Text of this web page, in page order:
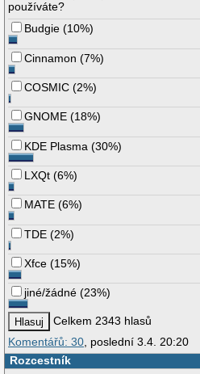
používáte?
Budgie (10%)
Cinnamon (7%)
COSMIC (2%)
GNOME (18%)
KDE Plasma (30%)
LXQt (6%)
MATE (6%)
TDE (2%)
Xfce (15%)
jiné/žádné (23%)
Celkem 2343 hlasů
Komentářů: 30 , poslední 3.4. 20:20
Rozcestník